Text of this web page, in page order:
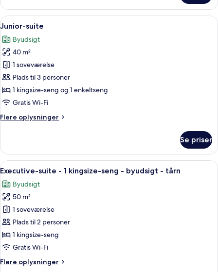
til
4
personer
Indlæs
alle
billeder
af
Junior-
suite
Et hotelværelse med en grøn sofa,
6
Junior-suite
Byudsigt
40 m²
1 soveværelse
Plads til 3 personer
1 kingsize-seng og 1 enkeltseng
Gratis Wi-Fi
Flere oplysninger
Flere
suite
Se priser
Indlæs
alle
billeder
af
Executive-
suite
-
1
seng
Et moderne hotelværelse med seng,
7
Executive-suite - 1 kingsize-seng - byudsigt - tårn
Byudsigt
50 m²
1 soveværelse
Plads til 2 personer
1 kingsize-seng
Gratis Wi-Fi
Flere oplysninger
Flere